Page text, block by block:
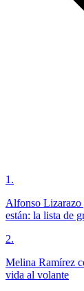
1 .
Alfonso Lizarazo
están: la lista de
2.
Melina Ramírez
vida al volante